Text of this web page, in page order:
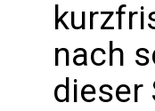
nach
dieser